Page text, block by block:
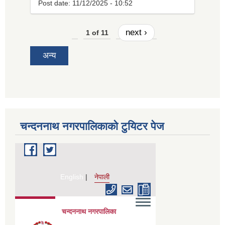
Post date: 11/12/2025 - 10:52
1 of 11 next ›
अन्य
चन्दननाथ नगरपालिकाको टुयिटर पेज